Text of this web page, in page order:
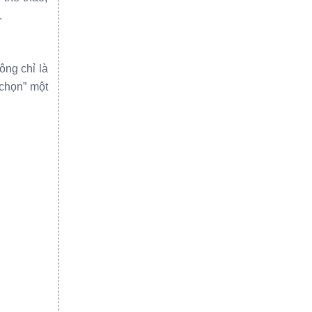
chỉ là
một